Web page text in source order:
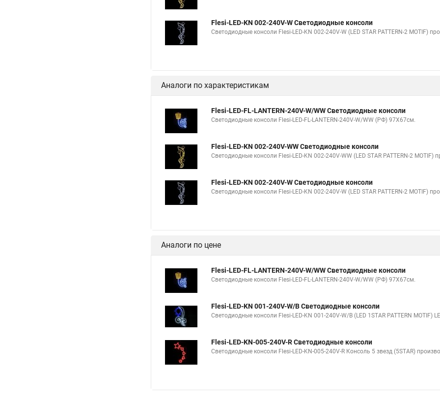
Flesi-LED-KN 002-240V-W Светодиодные консоли
Светодиодные консоли Flesi-LED-KN 002-240V-W (LED STAR PATTERN-2 MOTIF)
Аналоги по характеристикам
Flesi-LED-FL-LANTERN-240V-W/WW Светодиодные консоли
Светодиодные консоли Flesi-LED-FL-LANTERN-240V-W/WW (РФ) 97Х67см.
Flesi-LED-KN 002-240V-WW Светодиодные консоли
Светодиодные консоли Flesi-LED-KN 002-240V-WW (LED STAR PATTERN-2
Flesi-LED-KN 002-240V-W Светодиодные консоли
Светодиодные консоли Flesi-LED-KN 002-240V-W (LED STAR PATTERN-2 MOTIF)
Аналоги по цене
Flesi-LED-FL-LANTERN-240V-W/WW Светодиодные консоли
Светодиодные консоли Flesi-LED-FL-LANTERN-240V-W/WW (РФ) 97Х67см.
Flesi-LED-KN 001-240V-W/B Светодиодные консоли
Светодиодные консоли Flesi-LED-KN 001-240V-W/B (LED 1STAR PATTERN MOTIF)
Flesi-LED-KN-005-240V-R Светодиодные консоли
Светодиодные консоли Flesi-LED-KN-005-240V-R Консоль 5 звезд (5STAR)